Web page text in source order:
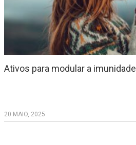
Ativos para modular a imunidade
20 MAIO, 2025